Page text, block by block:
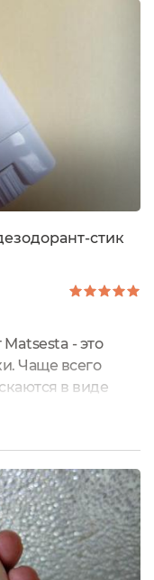
- это вообще
найти
С ним
стик
- это
Чаще всего
в виде
проигрышный
без
этом заранее.
никогда так...